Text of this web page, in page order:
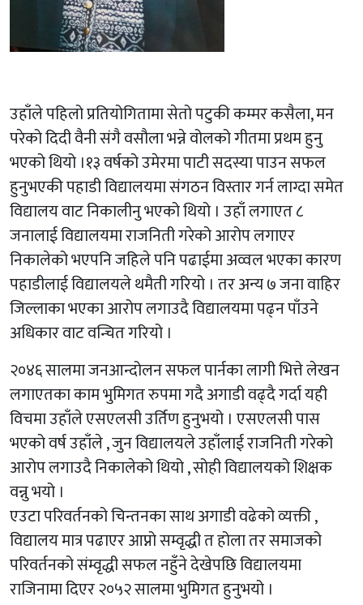
उहाँले पहिलो प्रतियोगितामा सेतो पटुकी कम्मर कसैला, मन
परेको दिदी वैनी संगै वसौला भन्ने वोलको गीतमा प्रथम हुनु
भएको थियो ।१३ वर्षको उमेरमा पाटी सदस्या पाउन सफल
हुनुभएकी पहाडी विद्यालयमा संगठन विस्तार गर्न लाग्दा समेत
विद्यालय वाट निकालीनु भएको थियो । उहाँ लगाएत ८
जनालाई विद्यालयमा राजनिती गरेको आरोप लगाएर
निकालेको भएपनि जहिले पनि पढाईमा अव्वल भएका कारण
पहाडीलाई विद्यालयले थमैती गरियो । तर अन्य ७ जना वाहिर
जिल्लाका भएका आरोप लगाउदै विद्यालयमा पढ्न पाँउने
अधिकार वाट वन्चित गरियो ।
२०४६ सालमा जनआन्दोलन सफल पार्नका लागी भित्ते लेखन
लगाएतका काम भुमिगत रुपमा गदै अगाडी वढ्दै गर्दा यही
विचमा उहाँले एसएलसी उर्तिण हुनुभयो । एसएलसी पास
भएको वर्ष उहाँले , जुन विद्यालयले उहाँलाई राजनिती गरेको
आरोप लगाउदै निकालेको थियो , सोही विद्यालयको शिक्षक
वन्नु भयो ।
एउटा परिवर्तनको चिन्तनका साथ अगाडी वढेको व्यक्ती ,
विद्यालय मात्र पढाएर आप्नो सम्वृद्धी त होला तर समाजको
परिवर्तनको संम्वृद्धी सफल नहुँने देखेपछि विद्यालयमा
राजिनामा दिएर २०५२ सालमा भुमिगत हुनुभयो ।